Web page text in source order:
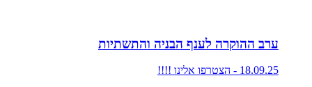
ערב ההוקרה לענף הבניה והתשתיות
18.09.25 - הצטרפו אלינו !!!!